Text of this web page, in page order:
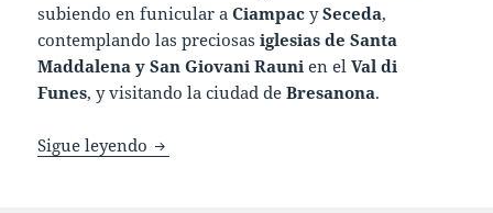
subiendo en funicular aCiampacySeceda,
contemplando las preciosas iglesias de Santa
Maddalena y San Giovani Rauni en el Val di
Funes, y visitando la ciudad deBresanona.
Sigue leyendo Diario Dolomitas – Julio 2025: Día 6: